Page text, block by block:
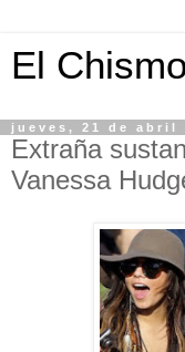
El
jueves, 21 de abril
Extraña
Vanessa